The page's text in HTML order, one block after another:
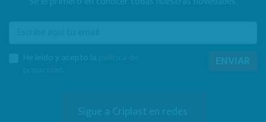
ENVIAR
Sigue a Criplast en redes